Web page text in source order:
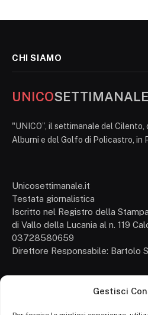
Gestisci
CHI SIAMO
UNICOSETTIMANALE
"UNICO”, il settimanale del Cilento,
Alburni e del Golfo di Policastro, in
Unicosettimanale.it
Testata giornalistica
Iscritto nel Registro della
di Vallo della Lucania al n. 119
03728580659
Direttore Responsabile: Bartolo